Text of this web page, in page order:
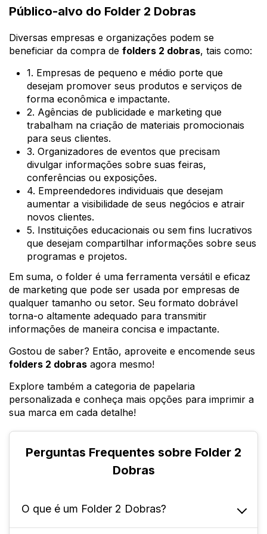
Público-alvo do Folder 2 Dobras
Diversas empresas e organizações podem se
beneficiar da compra de folders 2 dobras, tais como:
1. Empresas de pequeno e médio porte que
desejam promover seus produtos e serviços de
forma econômica e impactante.
2. Agências de publicidade e marketing que
trabalham na criação de materiais promocionais
para seus clientes.
3. Organizadores de eventos que precisam
divulgar informações sobre suas feiras,
conferências ou exposições.
4. Empreendedores individuais que desejam
aumentar a visibilidade de seus negócios e atrair
novos clientes.
5. Instituições educacionais ou sem fins lucrativos
que desejam compartilhar informações sobre seus
programas e projetos.
Em suma, o folder é uma ferramenta versátil e eficaz
de marketing que pode ser usada por empresas de
qualquer tamanho ou setor. Seu formato dobrável
torna-o altamente adequado para transmitir
informações de maneira concisa e impactante.
Gostou de saber? Então, aproveite e encomende seus
folders 2 dobras agora mesmo!
Explore também a categoria de papelaria
personalizada e conheça mais opções para imprimir a
sua marca em cada detalhe!
Perguntas Frequentes sobre Folder 2
Dobras
O que é um Folder 2 Dobras?